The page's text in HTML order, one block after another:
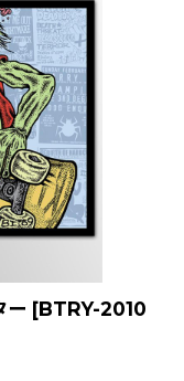
ー [BTRY-2010